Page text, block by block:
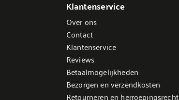
Klantenservice
Over ons
Contact
Klantenservice
Reviews
Betaalmogelijkheden
Bezorgen en verzendkosten
Retourneren en herroepingsrecht